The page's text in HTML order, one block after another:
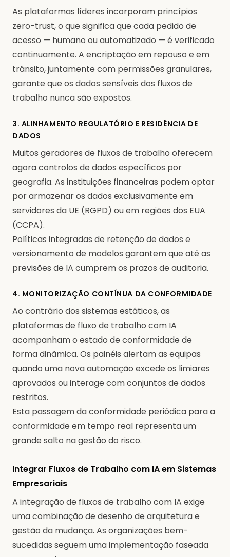
As plataformas líderes incorporam princípios
zero-trust, o que significa que cada pedido de
acesso — humano ou automatizado — é verificado
continuamente. A encriptação em repouso e em
trânsito, juntamente com permissões granulares,
garante que os dados sensíveis dos fluxos de
trabalho nunca são expostos.
3. ALINHAMENTO REGULATÓRIO E RESIDÊNCIA DE
DADOS
Muitos geradores de fluxos de trabalho oferecem
agora controlos de dados específicos por
geografia. As instituições financeiras podem optar
por armazenar os dados exclusivamente em
servidores da UE (RGPD) ou em regiões dos EUA
(CCPA).
Políticas integradas de retenção de dados e
versionamento de modelos garantem que até as
previsões de IA cumprem os prazos de auditoria.
4. MONITORIZAÇÃO CONTÍNUA DA CONFORMIDADE
Ao contrário dos sistemas estáticos, as
plataformas de fluxo de trabalho com IA
acompanham o estado de conformidade de
forma dinâmica. Os painéis alertam as equipas
quando uma nova automação excede os limiares
aprovados ou interage com conjuntos de dados
restritos.
Esta passagem da conformidade periódica para a
conformidade em tempo real representa um
grande salto na gestão do risco.
Integrar Fluxos de Trabalho com IA em Sistemas
Empresariais
A integração de fluxos de trabalho com IA exige
uma combinação de desenho de arquitetura e
gestão da mudança. As organizações bem-
sucedidas seguem uma implementação faseada